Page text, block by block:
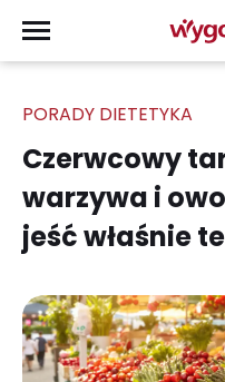
PORADY DIETETYKA
Czerwcowy
warzywa i
jeść właśnie